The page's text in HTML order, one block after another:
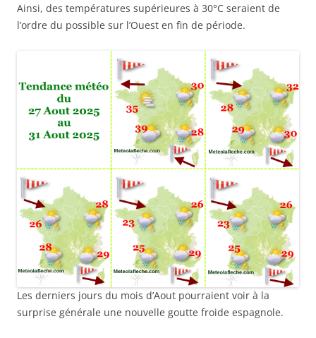
Ainsi, des températures supérieures à 30°C seraient de
l’ordre du possible sur l’Ouest en fin de période.
Les derniers jours du mois d’Aout pourraient voir à la
surprise générale une nouvelle goutte froide espagnole.